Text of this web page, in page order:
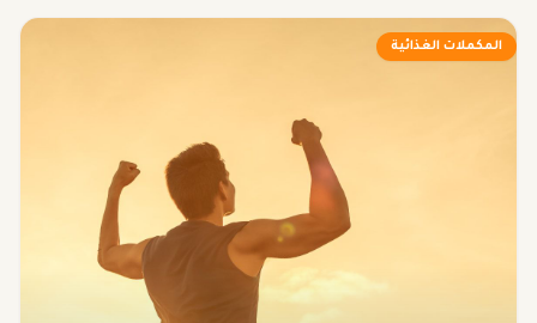
المكملات الغذائية